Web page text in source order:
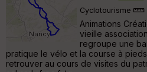
Cyclotourisme
Animations
vieille
regroupe une
pratique le vélo et la course à
retrouver au cours de visites du